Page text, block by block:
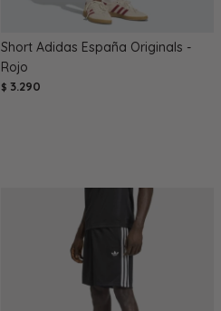
Short Adidas España Originals -
Rojo
$ 3.290